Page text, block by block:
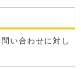
い合わせに対し